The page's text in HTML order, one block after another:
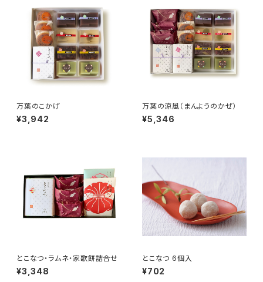
万葉のこかげ
¥3,942
万葉の涼風（まんようのかぜ）
¥5,346
とこなつ・ラムネ・家歌餅詰合せ
¥3,348
とこなつ 6個入
¥702